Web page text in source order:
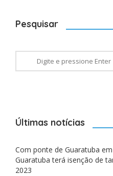
Pesquisar
Últimas notícias
Com ponte de Guaratuba
Guaratuba terá isenção de
2023